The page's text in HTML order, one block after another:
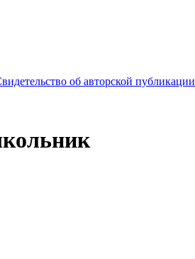
об авторской публикации